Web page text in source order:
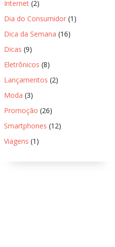
Internet(2)
Dia do Consumidor(1)
Dica da Semana (16)
Dicas (9)
Eletrônicos (8)
Lançamentos (2)
Moda (3)
Promoção (26)
Smartphones (12)
Viagens (1)